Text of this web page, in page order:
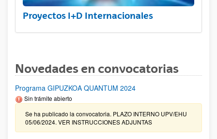
Proyectos I+D Internacionales
Novedades en convocatorias
Programa GIPUZKOA QUANTUM 2024
Sin trámite abierto
Se ha publicado la convocatoria. PLAZO INTERNO UPV/EHU
05/06/2024. VER INSTRUCCIONES ADJUNTAS